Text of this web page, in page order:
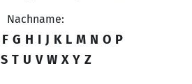
Nachname:
F G H I J K L M N O P
S T U V W X Y Z